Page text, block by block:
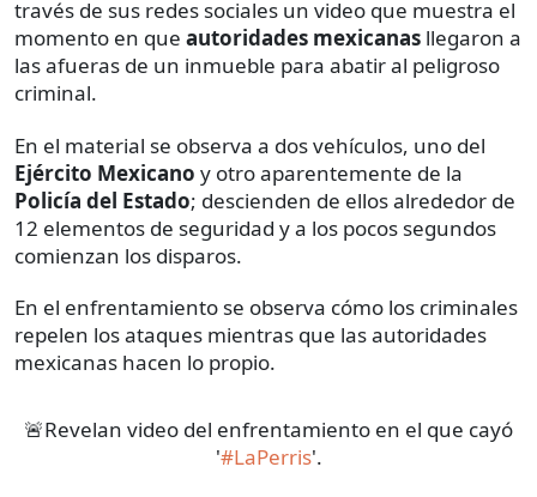
través de sus redes sociales un video que muestra el
momento en que autoridades mexicanas llegaron a
las afueras de un inmueble para abatir al peligroso
criminal.
En el material se observa a dos vehículos, uno del
Ejército Mexicano y otro aparentemente de la
Policía del Estado; descienden de ellos alrededor de
12 elementos de seguridad y a los pocos segundos
comienzan los disparos.
En el enfrentamiento se observa cómo los criminales
repelen los ataques mientras que las autoridades
mexicanas hacen lo propio.
🚨Revelan video del enfrentamiento en el que cayó
'#LaPerris'.